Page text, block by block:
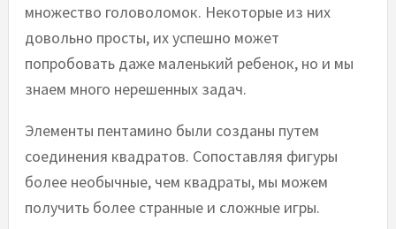
множество головоломок. Некоторые из них
довольно просты, их успешно может
попробовать даже маленький ребенок, но и мы
знаем много нерешенных задач.
Элементы пентамино были созданы путем
соединения квадратов. Сопоставляя фигуры
более необычные, чем квадраты, мы можем
получить более странные и сложные игры.